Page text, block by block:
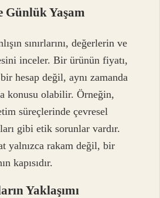
Günlük Yaşam
sınırlarını, değerlerin ve
inceler. Bir ürünün fiyatı,
hesap değil, aynı zamanda
konusu olabilir. Örneğin,
süreçlerinde çevresel
gibi etik sorunlar vardır.
yalnızca rakam değil, bir
kapısıdır.
Yaklaşımı